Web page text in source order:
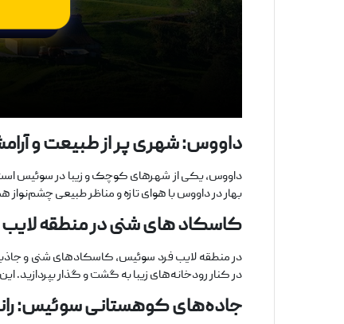
داووس: شهری پر از طبیعت و
داووس، یکی از شهرهای کوچک و زیبا در سوئیس است
بهار در داووس با هوای تازه و مناظر طبیعی
کاسکاد های شنی در منطقه
در منطقه لایب ‌فرد سوئیس، کاسکادهای شنی و
در کنار رودخانه‌های زیبا به گشت و گذار
جاده‌های کوهستانی سوئیس: